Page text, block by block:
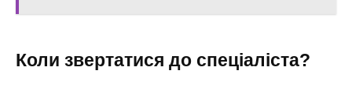
Коли звертатися до спеціаліста?